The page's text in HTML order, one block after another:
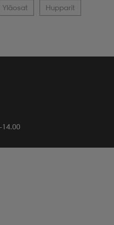
Yläosat Hupparit